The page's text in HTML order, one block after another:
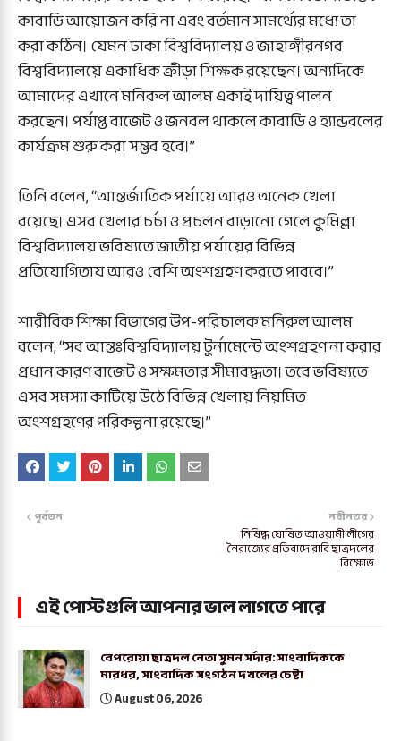
কাবাডি আয়োজন করি না এবং বর্তমান সামর্থ্যের মধ্যে তা
করা কঠিন। যেমন ঢাকা বিশ্ববিদ্যালয় ও জাহাঙ্গীরনগর
বিশ্ববিদ্যালয়ে একাধিক ক্রীড়া শিক্ষক রয়েছেন। অন্যদিকে
আমাদের এখানে মনিরুল আলম একাই দায়িত্ব পালন
করছেন। পর্যাপ্ত বাজেট ও জনবল থাকলে কাবাডি ও হ্যান্ডবলের
কার্যক্রম শুরু করা সম্ভব হবে।”
তিনি বলেন, “আন্তর্জাতিক পর্যায়ে আরও অনেক খেলা
রয়েছে। এসব খেলার চর্চা ও প্রচলন বাড়ানো গেলে কুমিল্লা
বিশ্ববিদ্যালয় ভবিষ্যতে জাতীয় পর্যায়ের বিভিন্ন
প্রতিযোগিতায় আরও বেশি অংশগ্রহণ করতে পারবে।”
শারীরিক শিক্ষা বিভাগের উপ-পরিচালক মনিরুল আলম
বলেন, “সব আন্তঃবিশ্ববিদ্যালয় টুর্নামেন্টে অংশগ্রহণ না করার
প্রধান কারণ বাজেট ও সক্ষমতার সীমাবদ্ধতা। তবে ভবিষ্যতে
এসব সমস্যা কাটিয়ে উঠে বিভিন্ন খেলায় নিয়মিত
অংশগ্রহণের পরিকল্পনা রয়েছে।”
নবীনতর
নিষিদ্ধ ঘোষিত আওয়ামী লীগের
নৈরাজ্যের প্রতিবাদে রাবি ছাত্রদলের
বিক্ষোভ
পূর্বতন
এই পোস্টগুলি আপনার ভাল লাগতে পারে
বেপরোয়া ছাত্রদল নেতা সুমন সর্দার: সাংবাদিককে
মারধর, সাংবাদিক সংগঠন দখলের চেষ্টা
August 06, 2026